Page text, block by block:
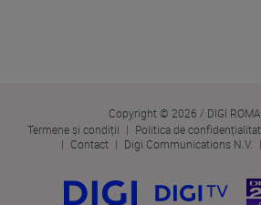
Copyright © 2026 / DIGI
Termene și condiții
Politica de
Contact
Digi Communications N.V.